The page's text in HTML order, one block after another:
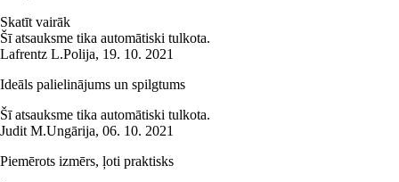
Skatīt vairāk
Šī atsauksme tika automātiski tulkota.
Lafrentz L.Polija, 19. 10. 2021
Ideāls palielinājums un spilgtums
Šī atsauksme tika automātiski tulkota.
Judit M.Ungārija, 06. 10. 2021
Piemērots izmērs, ļoti praktisks